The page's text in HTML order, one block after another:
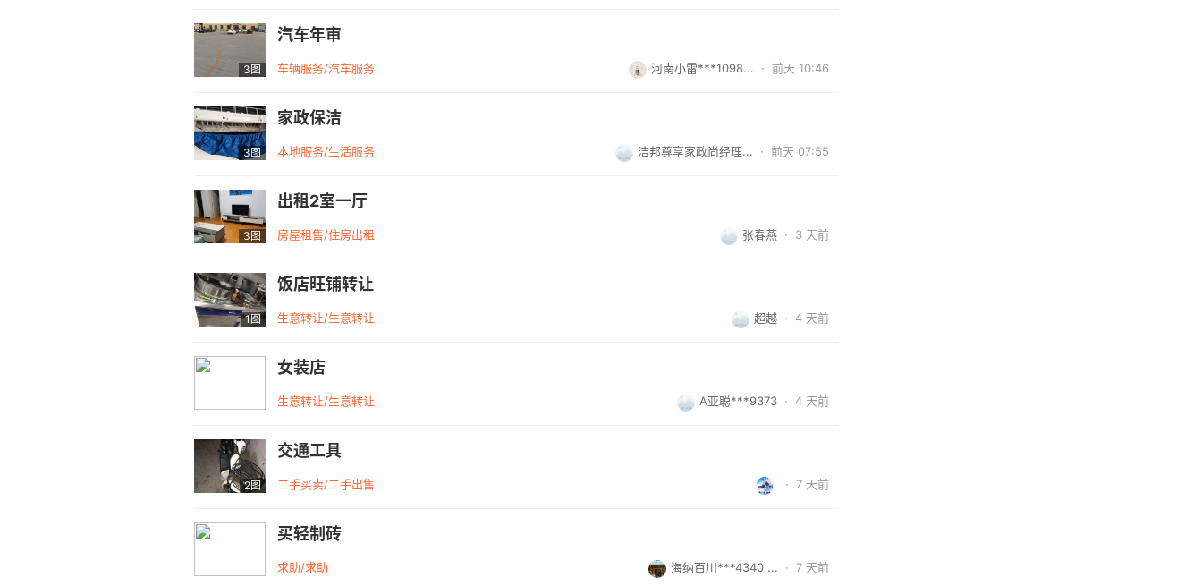
3图
汽车年审
车辆服务/汽车服务 河南小雷***1098... · 前天 10:46
3图
家政保洁
本地服务/生活服务 洁邦尊享家政尚经理... · 前天 07:55
3图
出租2室一厅
房屋租售/住房出租 张春燕 · 3 天前
1图
饭店旺铺转让
生意转让/生意转让 超越 · 4 天前
女装店
生意转让/生意转让 A亚聪***9373 · 4 天前
2图
交通工具
二手买卖/二手出售 · 7 天前
买轻制砖
求助/求助 海纳百川***4340 ... · 7 天前